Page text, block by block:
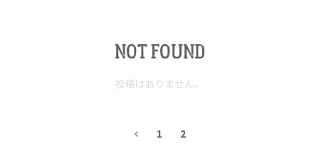
NOT FOUND
投稿はありません。
1 2